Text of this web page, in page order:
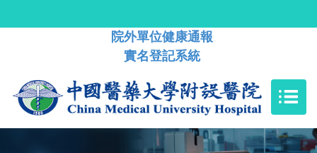
院外單位健康通報
實名登記系統